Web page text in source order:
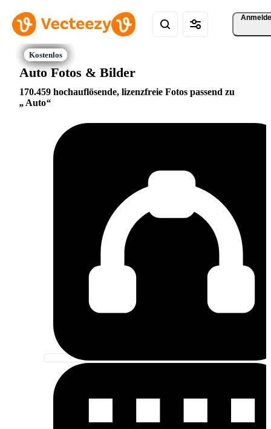
Auto Fotos & Bilder
170.459 hochauflösende, lizenzfreie Fotos passend zu
Auto